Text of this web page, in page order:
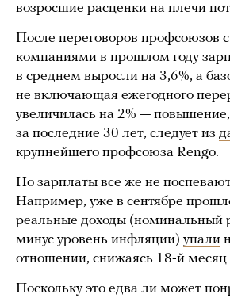
возросшие расценки на плечи
После переговоров профсоюзов
компаниями в прошлом году
в среднем выросли на 3,6%, а
не включающая ежегодного
увеличилась на 2% —
за последние 30 лет, следует из
крупнейшего профсоюза Rengo.
Но зарплаты все же не
Например, уже в сентябре
реальные доходы (номинальный
минус уровень инфляции) упали
отношении, снижаясь 18-й месяц
Поскольку это едва ли может